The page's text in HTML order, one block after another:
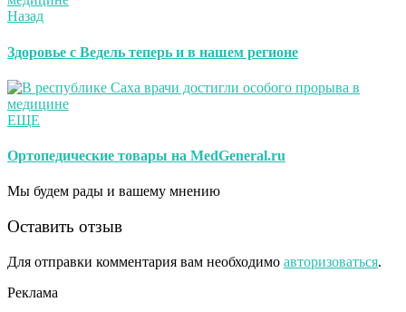
Назад
Здоровье с Ведель теперь и в нашем регионе
ЕЩЕ
Ортопедические товары на MedGeneral.ru
Мы будем рады и вашему мнению
Оставить отзыв
Для отправки комментария вам необходимо авторизоваться.
Реклама